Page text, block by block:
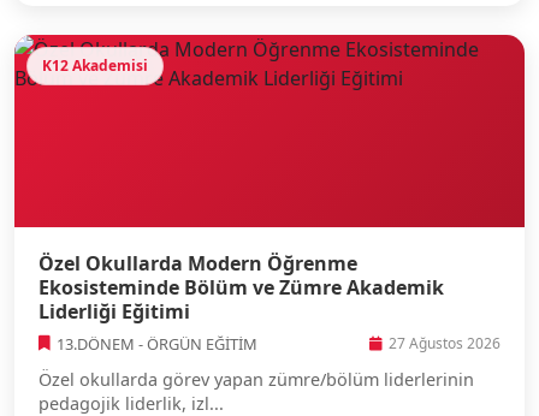
K12 Akademisi
Özel Okullarda Modern Öğrenme
Ekosisteminde Bölüm ve Zümre Akademik
Liderliği Eğitimi
13.DÖNEM - ÖRGÜN EĞİTİM 27 Ağustos 2026
Özel okullarda görev yapan zümre/bölüm liderlerinin
pedagojik liderlik, izl...